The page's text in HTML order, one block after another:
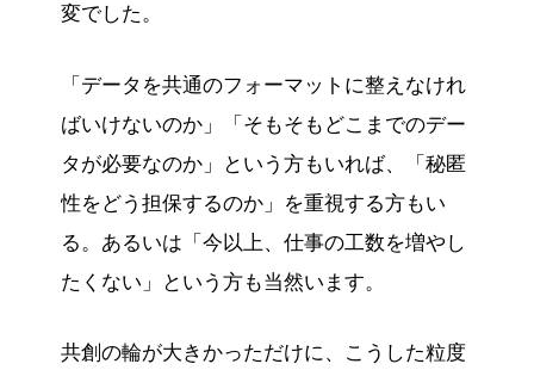
変でした。
「データを共通のフォーマットに整えなけれ
ばいけないのか」「そもそもどこまでのデー
タが必要なのか」という方もいれば、「秘匿
性をどう担保するのか」を重視する方もい
る。あるいは「今以上、仕事の工数を増やし
たくない」という方も当然います。
共創の輪が大きかっただけに、こうした粒度